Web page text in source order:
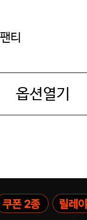
티
옵션열기